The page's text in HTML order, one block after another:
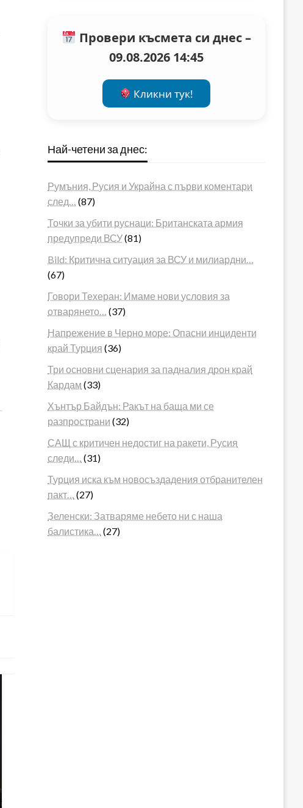
Провери късмета си днес –
09.08.2026 14:45
Кликни тук!
Най-четени за днес:
Румъния, Русия и Украйна с първи коментари
след…
(87)
Точки за убити руснаци: Британската армия
предупреди ВСУ(81)
Bild: Критична ситуация за ВСУ и милиардни…
(67)
Говори Техеран: Имаме нови условия за
отварянето…
(37)
Напрежение в Черно море: Опасни инциденти
край Турция (36)
Три основни сценария за падналия дрон край
Кардам (33)
Хънтър Байдън: Ракът на баща ми се
разпространи (32)
САЩ с критичен недостиг на ракети, Русия
следи…
(31)
Турция иска към новосъздадения отбранителен
пакт…
(27)
Зеленски: Затваряме небето ни с наша
балистика…
(27)